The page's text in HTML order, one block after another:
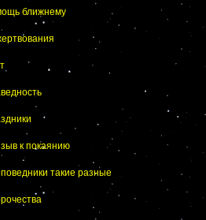
ближнему
к покаянию
такие разные